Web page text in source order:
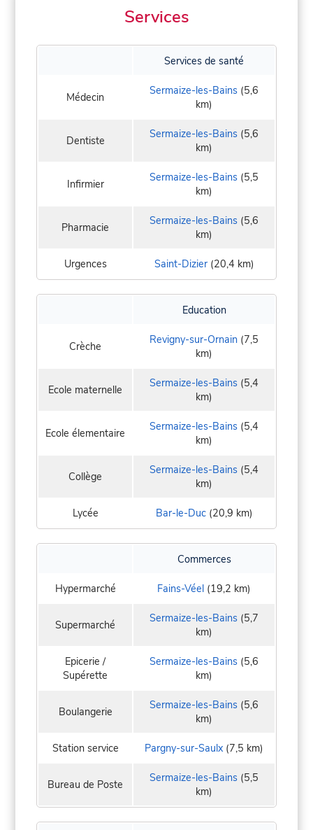
Services
Services de santé
Médecin Sermaize-les-Bains (5,6
km)
Dentiste Sermaize-les-Bains (5,6
km)
Infirmier Sermaize-les-Bains (5,5
km)
Pharmacie Sermaize-les-Bains (5,6
km)
Urgences Saint-Dizier(20,4 km)
Education
Crèche Revigny-sur-Ornain (7,5
km)
Ecole maternelle Sermaize-les-Bains (5,4
km)
Ecole élementaire Sermaize-les-Bains (5,4
km)
Collège Sermaize-les-Bains (5,4
km)
Lycée Bar-le-Duc(20,9 km)
Commerces
Hypermarché Fains-Véel (19,2 km)
Supermarché Sermaize-les-Bains (5,7
km)
Epicerie /
Supérette
Sermaize-les-Bains (5,6
km)
Boulangerie Sermaize-les-Bains (5,6
km)
Station service Pargny-sur-Saulx (7,5 km)
Bureau de Poste Sermaize-les-Bains (5,5
km)